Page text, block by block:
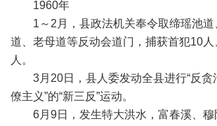
1960年
1～2月，县政法机关奉令取缔瑶池道
道、老母道等反动会道门，捕获首犯10
人。
3月20日，县人委发动全县进行“反贪
僚主义”的“新三反”运动。
6月9日，发生特大洪水，富春溪、穆